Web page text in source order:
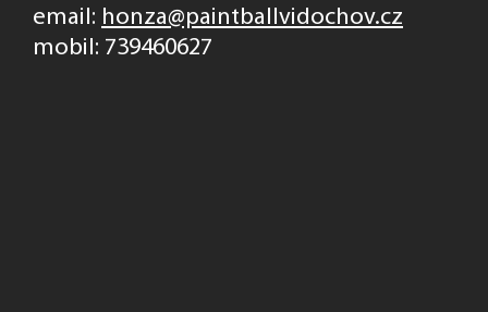
email: honza@paintballvidochov.cz
mobil: 739460627